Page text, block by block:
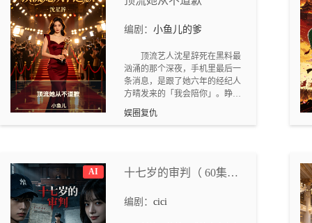
饵，撕开直播行业"情感变现"的
法，自己也从废墟中走向救赎。
编剧： 小鱼儿的爹
顶流艺人沈星辞死在黑料最
汹涌的那个深夜，手机里最后一
条消息，是跟了她六年的经纪人
方晴发来的「我会陪你」。睁
眼，出道当晚。她回来了。这一
次她不逃不哭不解释。拒绝续
一刀，她都等着，接住，再还回
超出了她的预料。方晴背后站着
娱圈复仇
AI
十七岁的审判（ 60集悬
编剧： cici